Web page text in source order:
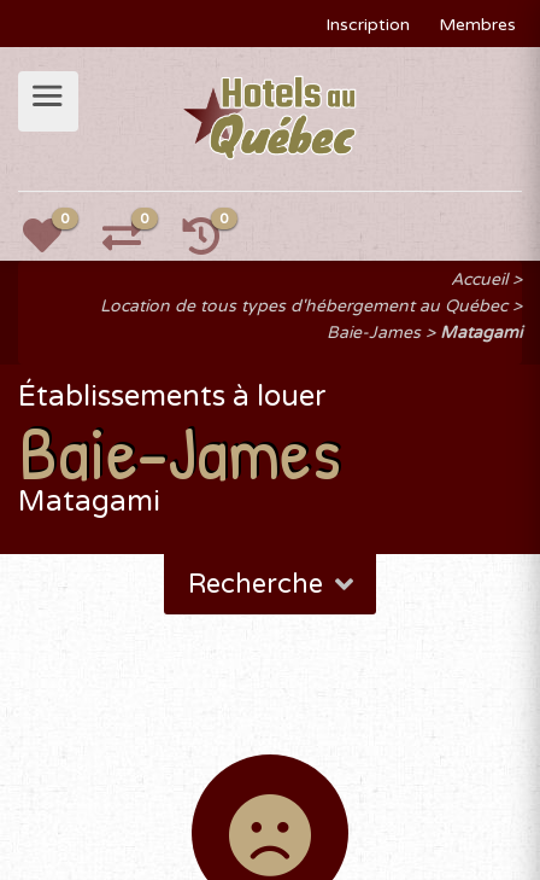
Inscription Membres
0 0 0
Accueil
Location de tous types d'hébergement au Québec
Baie-James
Matagami
Établissements à louer
Baie-James
Matagami
Recherche